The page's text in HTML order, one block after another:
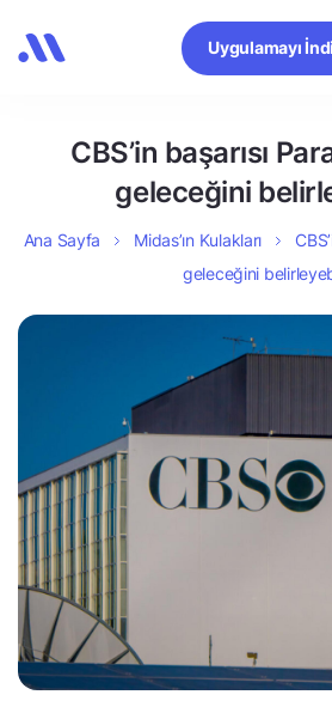
Uygulamayı
CBS’in başarısı
geleceğini
Ana Sayfa Midas’ın Kulakları
geleceğini